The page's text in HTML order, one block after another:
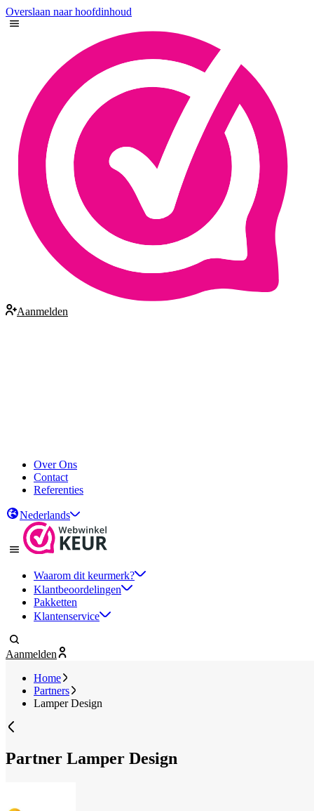
Overslaan naar hoofdinhoud
Aanmelden
Over Ons
Contact
Referenties
Nederlands
Waarom dit keurmerk?
Klantbeoordelingen
Pakketten
Klantenservice
Aanmelden
Home
Partners
Lamper Design
Partner Lamper Design